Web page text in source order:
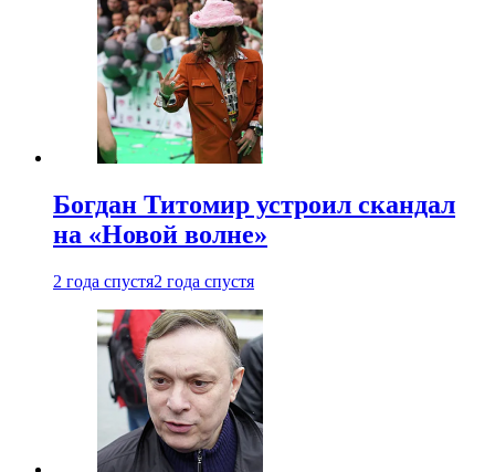
Богдан Титомир устроил скандал
на «Новой волне»
2 года спустя2 года спустя